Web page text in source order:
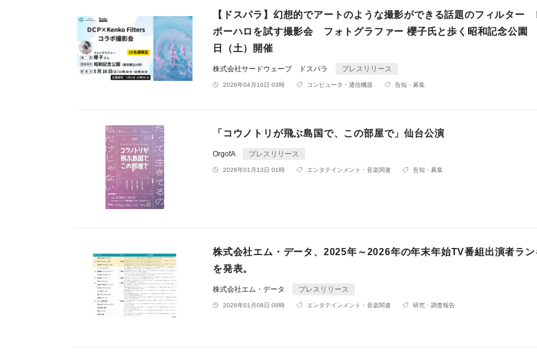
【ドスパラ】幻想的でアートのような撮影ができる話題のフィルター
ボーハロを試す撮影会 フォトグラファー 櫻子氏と歩く昭和記念公園
日（土）開催
株式会社サードウェーブ ドスパラ プレスリリース
2026年04月10日 03時 コンピュータ・通信機器 告知・募集
「コウノトリが飛ぶ島国で、この部屋で」仙台公演
OrgofA プレスリリース
2026年01月13日 01時 エンタテインメント・音楽関連 告知・募集
株式会社エム・データ、2025年～2026年の年末年始TV番組出演者ラン
を発表。
株式会社エム・データ プレスリリース
2026年01月08日 08時 エンタテインメント・音楽関連 研究・調査報告